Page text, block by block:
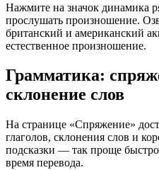
Нажмите на значок динамика
прослушать произношение.
британский и американский
естественное произношение.
Грамматика:
склонение слов
На странице «Спряжение»
глаголов, склонения слов и
подсказки — так проще
время перевода.